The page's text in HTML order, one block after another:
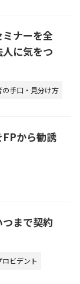
ナーを全
に気をつ
の手口・見分け方
FPから勧誘
まで契約
ビデント